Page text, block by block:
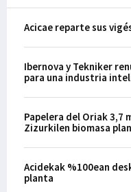
Acicae reparte sus
Ibernova y Tekniker
para una industria
Papelera del Oriak
Zizurkilen biomasa
Acidekak %100ean
planta